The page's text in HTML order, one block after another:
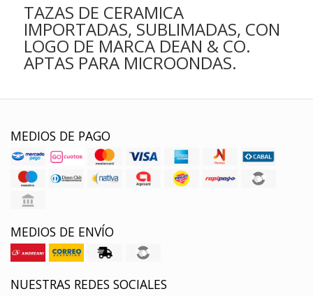
TAZAS DE CERAMICA
IMPORTADAS, SUBLIMADAS, CON
LOGO DE MARCA DEAN & CO.
APTAS PARA MICROONDAS.
MEDIOS DE PAGO
MEDIOS DE ENVÍO
NUESTRAS REDES SOCIALES